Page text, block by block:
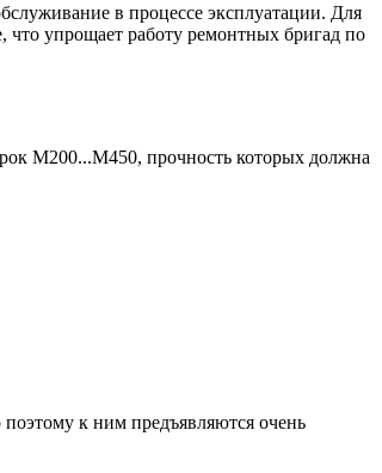
в процессе эксплуатации. Для
что упрощает работу ремонтных бригад по
М200...М450, прочность которых должна
к ним предъявляются очень